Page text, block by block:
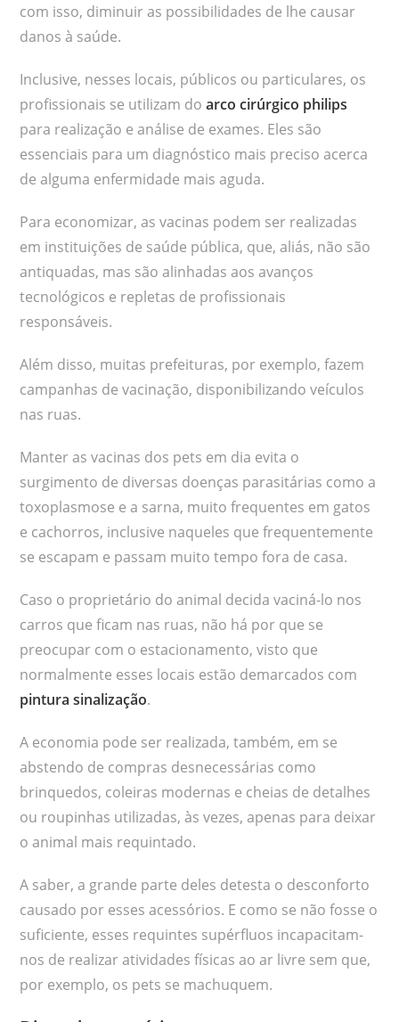
com isso, diminuir as possibilidades de lhe causar
danos à saúde.
Inclusive, nesses locais, públicos ou particulares, os
profissionais se utilizam doarco cirúrgico philips
para realização e análise de exames. Eles são
essenciais para um diagnóstico mais preciso acerca
de alguma enfermidade mais aguda.
Para economizar, as vacinas podem ser realizadas
em instituições de saúde pública, que, aliás, não são
antiquadas, mas são alinhadas aos avanços
tecnológicos e repletas de profissionais
responsáveis.
Além disso, muitas prefeituras, por exemplo, fazem
campanhas de vacinação, disponibilizando veículos
nas ruas.
Manter as vacinas dos pets em dia evita o
surgimento de diversas doenças parasitárias como a
toxoplasmose e a sarna, muito frequentes em gatos
e cachorros, inclusive naqueles que frequentemente
se escapam e passam muito tempo fora de casa.
Caso o proprietário do animal decida vaciná-lo nos
carros que ficam nas ruas, não há por que se
preocupar com o estacionamento, visto que
normalmente esses locais estão demarcados com
pintura sinalização.
A economia pode ser realizada, também, em se
abstendo de compras desnecessárias como
brinquedos, coleiras modernas e cheias de detalhes
ou roupinhas utilizadas, às vezes, apenas para deixar
o animal mais requintado.
A saber, a grande parte deles detesta o desconforto
causado por esses acessórios. E como se não fosse o
suficiente, esses requintes supérfluos incapacitam-
nos de realizar atividades físicas ao ar livre sem que,
por exemplo, os pets se machuquem.